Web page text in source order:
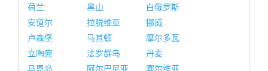
荷兰
黑山
白俄罗斯
安道尔
拉脱维亚
挪威
卢森堡
马其顿
摩尔多瓦
立陶宛
法罗群岛
丹麦
马恩岛
阿尔巴尼亚
塞尔维亚